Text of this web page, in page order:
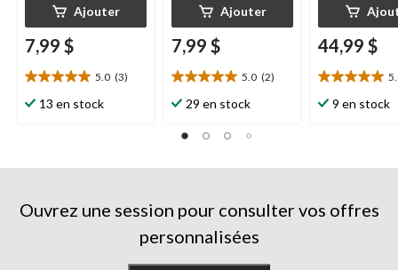
Ajouter
7,99 $
5.0 (3)
5.0
étoile(s)
évaluations
13 en stock
Ajouter
7,99 $
5.0 (2)
5.0
étoile(s)
5.
évaluations
29 en stock
44,99 $
5.0
étoile(s)
évaluations
9 en stock
Ouvrez une session pour consulter vos offres
personnalisées